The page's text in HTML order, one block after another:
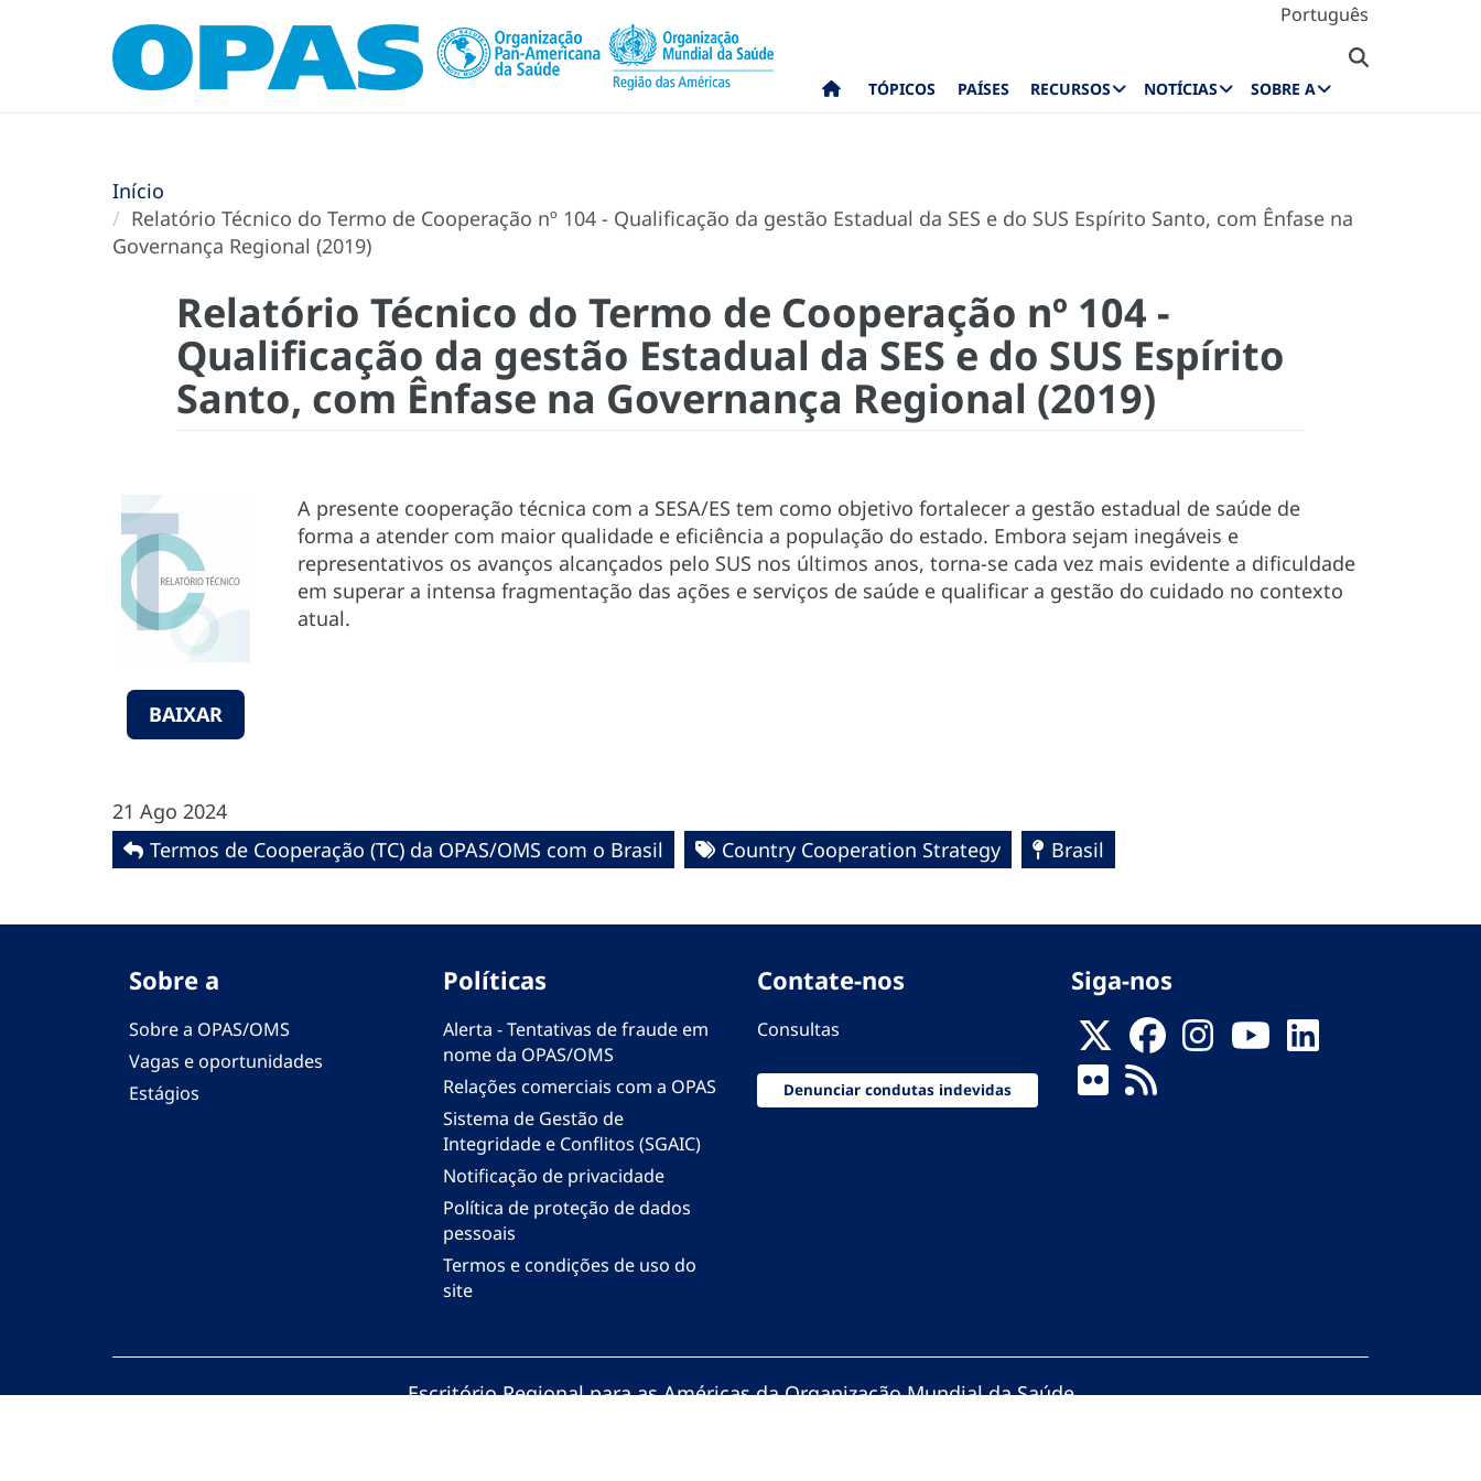
Português
TÓPICOS PAÍSES RECURSOS NOTÍCIAS SOBRE A
Início
Relatório Técnico do Termo de Cooperação nº 104 - Qualificação da gestão Estadual da SES e do SUS Espírito Santo, com Ênfase na
Governança Regional (2019)
Relatório Técnico do Termo de Cooperação nº 104 -
Qualificação da gestão Estadual da SES e do SUS Espírito
Santo, com Ênfase na Governança Regional (2019)
BAIXAR
A presente cooperação técnica com a SESA/ES tem como objetivo fortalecer a gestão estadual de saúde de
forma a atender com maior qualidade e eficiência a população do estado. Embora sejam inegáveis e
representativos os avanços alcançados pelo SUS nos últimos anos, torna-se cada vez mais evidente a dificuldade
em superar a intensa fragmentação das ações e serviços de saúde e qualificar a gestão do cuidado no contexto
atual.
21 Ago 2024
Termos de Cooperação (TC) da OPAS/OMS com o Brasil
Country Cooperation Strategy Brasil
Sobre a
Sobre a OPAS/OMS
Vagas e oportunidades
Estágios
Políticas
Alerta - Tentativas de fraude em
nome da OPAS/OMS
Relações comerciais com a OPAS
Sistema de Gestão de
Integridade e Conflitos (SGAIC)
Notificação de privacidade
Política de proteção de dados
pessoais
Termos e condições de uso do
site
Contate-nos
Consultas
Denunciar condutas indevidas
Siga-nos
Escritório Regional para as Américas da Organização Mundial da Saúde